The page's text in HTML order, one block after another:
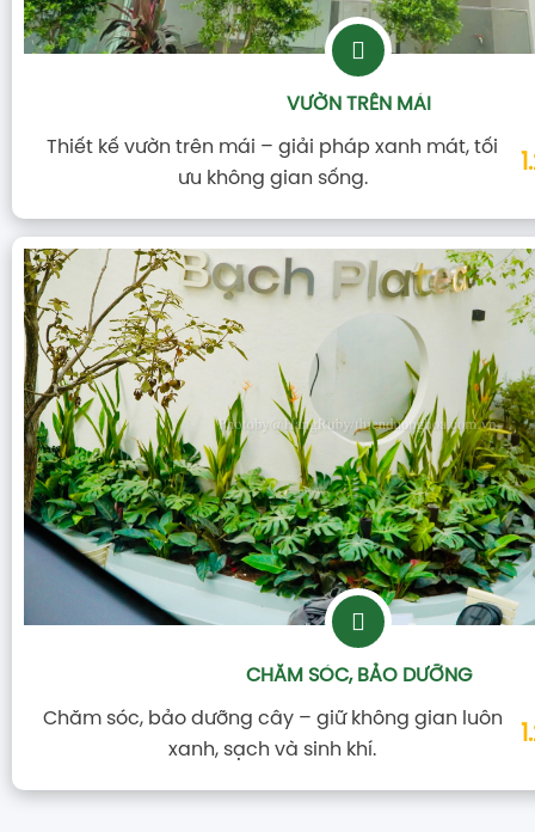
VƯỜN TRÊN MÁI
Thiết kế vườn trên mái – giải pháp xanh mát, tối
ưu không gian sống.
CHĂM SÓC, BẢO DƯỠNG
Chăm sóc, bảo dưỡng cây – giữ không gian luôn
xanh, sạch và sinh khí.